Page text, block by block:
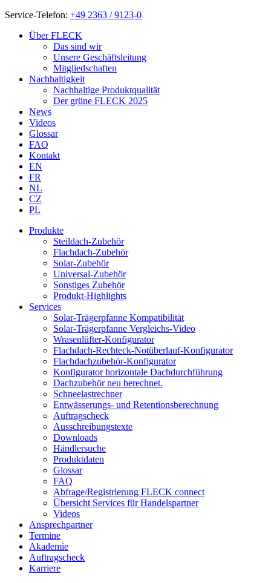
Service-Telefon: +49 2363 / 9123-0
Über FLECK
Das sind wir
Unsere Geschäftsleitung
Mitgliedschaften
Nachhaltigkeit
Nachhaltige Produktqualität
Der grüne FLECK 2025
News
Videos
Glossar
FAQ
Kontakt
EN
FR
NL
CZ
PL
Produkte
Steildach-Zubehör
Flachdach-Zubehör
Solar-Zubehör
Universal-Zubehör
Sonstiges Zubehör
Produkt-Highlights
Services
Solar-Trägerpfanne Kompatibilität
Solar-Trägerpfanne Vergleichs-Video
Wrasenlüfter-Konfigurator
Flachdach-Rechteck-Notüberlauf-Konfigurator
Flachdachzubehör-Konfigurator
Konfigurator horizontale Dachdurchführung
Dachzubehör neu berechnet.
Schneelastrechner
Entwässerungs- und Retentionsberechnung
Auftragscheck
Ausschreibungstexte
Downloads
Händlersuche
Produktdaten
Glossar
FAQ
Abfrage/Registrierung FLECK connect
Übersicht Services für Handelspartner
Videos
Ansprechpartner
Termine
Akademie
Auftragscheck
Karriere